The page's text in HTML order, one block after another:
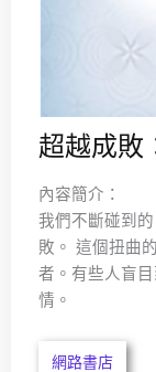
超越成敗
內容簡介：
我們不斷碰到
敗。 這個扭曲
者。有些人盲
情。
網路書店